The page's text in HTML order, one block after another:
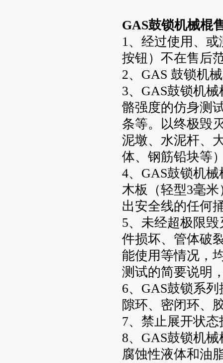
GAS鼓锁机械棍
1、经过使用、
按钮）不在售后
2、GAS 鼓锁机
3、GAS鼓锁机
骼强度的仿身测
条等。以终极毁
泥墩、水泥杆、
体、钢筋铅块等
4、GAS鼓锁机
木板（轻型3毫
出安全线的任何
5、未经超极限
件损坏、管体破
能使用等情况，
测试的简要说明
6、GAS鼓锁系
隙环、密闭环、
7、禁止展开状
8、GAS鼓锁机
腐蚀性液体和油